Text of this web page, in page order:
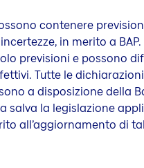
contenere
in merito a BAP.
previsioni e possono
Tutte le dichiarazioni
a disposizione della
salva la legislazione
all’aggiornamento di